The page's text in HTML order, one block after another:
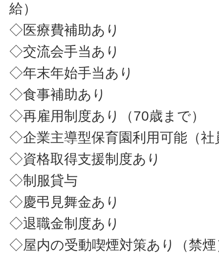
給）
◇医療費補助あり
◇交流会手当あり
◇年末年始手当あり
◇食事補助あり
◇再雇用制度あり（70歳まで）
◇企業主導型保育園利用可能（社
◇資格取得支援制度あり
◇制服貸与
◇慶弔見舞金あり
◇退職金制度あり
◇屋内の受動喫煙対策あり（禁煙